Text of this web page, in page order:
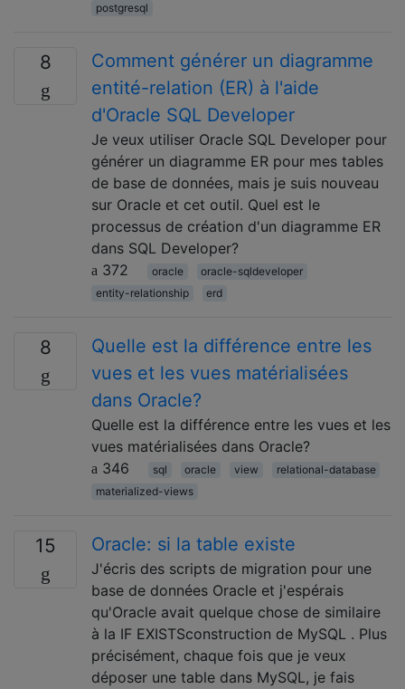
postgresql
8
Comment générer un diagramme
entité-relation (ER) à l'aide
d'Oracle SQL Developer
Je veux utiliser Oracle SQL Developer pour
générer un diagramme ER pour mes tables
de base de données, mais je suis nouveau
sur Oracle et cet outil. Quel est le
processus de création d'un diagramme ER
dans SQL Developer?
372
oracle
oracle-sqldeveloper
entity-relationship
erd
8
Quelle est la différence entre les
vues et les vues matérialisées
dans Oracle?
Quelle est la différence entre les vues et les
vues matérialisées dans Oracle?
346
sql oracle view
relational-database
materialized-views
15 Oracle: si la table existe
J'écris des scripts de migration pour une
base de données Oracle et j'espérais
qu'Oracle avait quelque chose de similaire
à la IF EXISTSconstruction de MySQL . Plus
précisément, chaque fois que je veux
déposer une table dans MySQL, je fais